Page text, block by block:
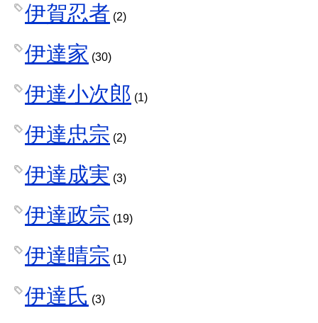
伊賀忍者 (2)
伊達家 (30)
伊達小次郎 (1)
伊達忠宗 (2)
伊達成実 (3)
伊達政宗 (19)
伊達晴宗 (1)
伊達氏 (3)